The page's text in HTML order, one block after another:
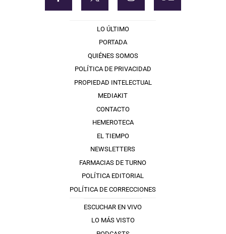
LO ÚLTIMO
PORTADA
QUIÉNES SOMOS
POLÍTICA DE PRIVACIDAD
PROPIEDAD INTELECTUAL
MEDIAKIT
CONTACTO
HEMEROTECA
EL TIEMPO
NEWSLETTERS
FARMACIAS DE TURNO
POLÍTICA EDITORIAL
POLÍTICA DE CORRECCIONES
ESCUCHAR EN VIVO
LO MÁS VISTO